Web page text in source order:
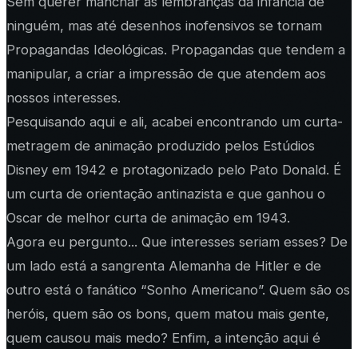
ninguém, mas até desenhos inofensivos se tornam
Propagandas Ideológicas. Propagandas que tendem a
manipular, a criar a impressão de que atendem aos
nossos interesses.
Pesquisando aqui e ali, acabei encontrando um curta-
metragem de animação produzido pelos Estúdios
Disney em 1942 e protagonizado pelo Pato Donald. É
um curta de orientação antinazista e que ganhou o
Oscar de melhor curta de animação em 1943.
Agora eu pergunto... Que interesses seriam esses? De
um lado está a sangrenta Alemanha de Hitler e de
outro está o fanático “Sonho Americano”. Quem são os
heróis, quem são os bons, quem matou mais gente,
quem causou mais medo? Enfim, a intenção aqui é